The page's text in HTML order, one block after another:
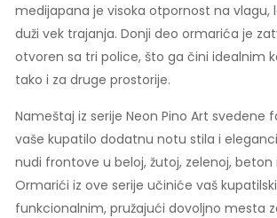
medijapana je visoka otpornost na vlagu,
duži vek trajanja. Donji deo ormarića je
otvoren sa tri police, što ga čini idealnim
tako i za druge prostorije.
Nameštaj iz serije Neon Pino Art svedene
vaše kupatilo dodatnu notu stila i
nudi frontove u beloj, žutoj, zelenoj,
Ormarići iz ove serije učiniće vaš
funkcionalnim, pružajući dovoljno mesta